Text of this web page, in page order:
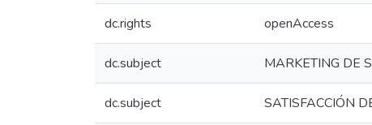
dc.rights openAccess
dc.subject MARKETING DE
dc.subject SATISFACCIÓN